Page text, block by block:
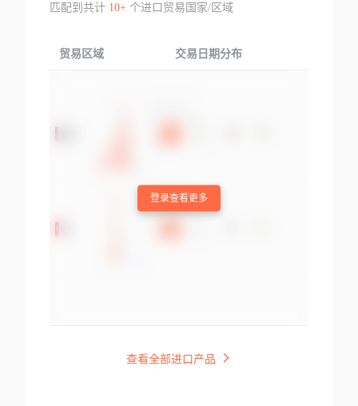
匹配到共计 10+个进口贸易国家/区域
贸易区域 交易日期分布
登录查看更多
查看全部进口产品